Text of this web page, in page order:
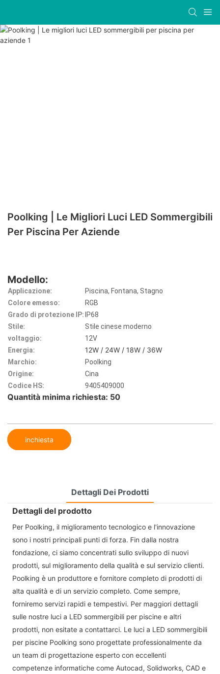
Poolking | Le Migliori Luci LED Sommergibili
Per Piscina Per Aziende
Modello:
Applicazione:
Piscina, Fontana, Stagno
Colore emesso:
RGB
Grado di protezione IP: IP68
Stile:
Stile cinese moderno
voltaggio:
12V
Energia:
12W / 24W / 18W / 36W
Marchio:
Poolking
Origine:
Cina
Codice HS:
9405409000
Quantità minima richiesta: 50
inchiesta
Dettagli Dei Prodotti
Dettagli del prodotto
Per Poolking, il miglioramento tecnologico e l'innovazione
sono i nostri principali punti di forza. Fin dalla nostra
fondazione, ci siamo concentrati sullo sviluppo di nuovi
prodotti, sul miglioramento della qualità e sul servizio clienti.
Poolking è un produttore e fornitore completo di prodotti di
alta qualità e di un servizio completo. Come sempre,
forniremo servizi rapidi e tempestivi. Per maggiori dettagli
sulle nostre luci a LED sommergibili per piscine e altri
prodotti, non esitate a contattarci. Le luci a LED sommergibili
per piscine Poolking sono progettate professionalmente da
un team di progettazione esperto con eccellenti
competenze informatiche come Autocad, Solidworks, CAD e